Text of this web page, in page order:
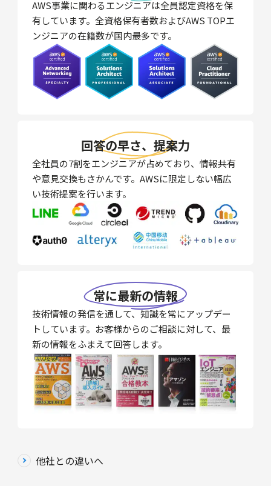
AWS事業に関わるエンジニアは全員認定資格を保
有しています。全資格保有者数およびAWS TOPエ
ンジニアの在籍数が国内最多です。
回答の早さ、提案力
全社員の7割をエンジニアが占めており、情報共有
や意見交換もさかんです。AWSに限定しない幅広
い技術提案を行います。
常に最新の情報
技術情報の発信を通して、知識を常にアップデー
トしています。お客様からのご相談に対して、最
新の情報をふまえて回答します。
他社との違いへ